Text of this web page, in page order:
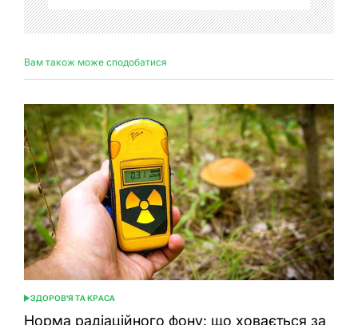
Вам також може сподобатися
ОПУБЛІКУВАТИ
У
ЗДОРОВ'Я ТА КРАСА
Норма радіаційного фону: що ховається за